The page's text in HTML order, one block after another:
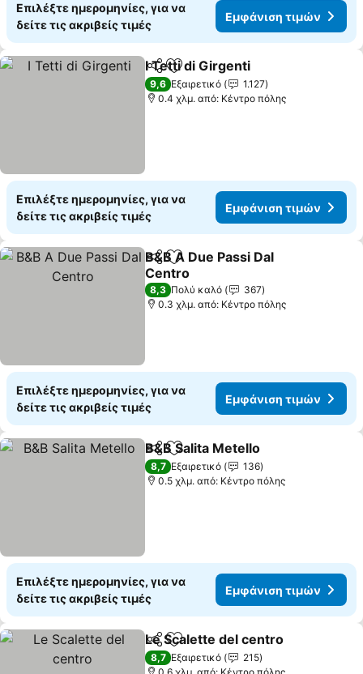
Επιλέξτε ημερομηνίες, για να
δείτε τις ακριβείς τιμές
Εμφάνιση τιμών
Κοινοποίηση
Προσθήκη στα αγαπημένα
I Tetti di Girgenti
9,6 Εξαιρετικό
1.127
0.4 χλμ. από: Κέντρο πόλης
Επιλέξτε ημερομηνίες, για να
δείτε τις ακριβείς τιμές
Εμφάνιση τιμών
Κοινοποίηση
Προσθήκη στα αγαπημένα
B&B A Due Passi Dal
Centro
Εμφάνιση τιμών
8,3 Πολύ καλό
367
0.3 χλμ. από: Κέντρο πόλης
Επιλέξτε ημερομηνίες, για να
δείτε τις ακριβείς τιμές
Εμφάνιση τιμών
Κοινοποίηση
Προσθήκη στα αγαπημένα
B&B Salita Metello
8,7 Εξαιρετικό
136
0.5 χλμ. από: Κέντρο πόλης
Επιλέξτε ημερομηνίες, για να
δείτε τις ακριβείς τιμές
Εμφάνιση τιμών
Κοινοποίηση
Προσθήκη στα αγαπημένα
Le Scalette del centro
8,7 Εξαιρετικό
215